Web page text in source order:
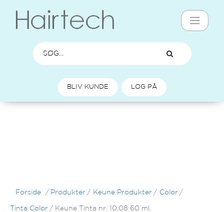
BLIV KUNDE LOG PÅ
Forside / Produkter / Keune Produkter / Color /
Tinta Color / Keune Tinta nr. 10.08 60 ml.